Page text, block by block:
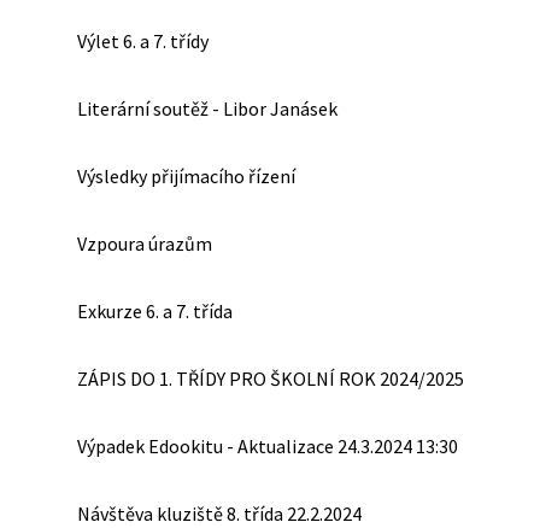
Výlet 6. a 7. třídy
Literární soutěž - Libor Janásek
Výsledky přijímacího řízení
Vzpoura úrazům
Exkurze 6. a 7. třída
ZÁPIS DO 1. TŘÍDY PRO ŠKOLNÍ ROK 2024/2025
Výpadek Edookitu - Aktualizace 24.3.2024 13:30
Návštěva kluziště 8. třída 22.2.2024